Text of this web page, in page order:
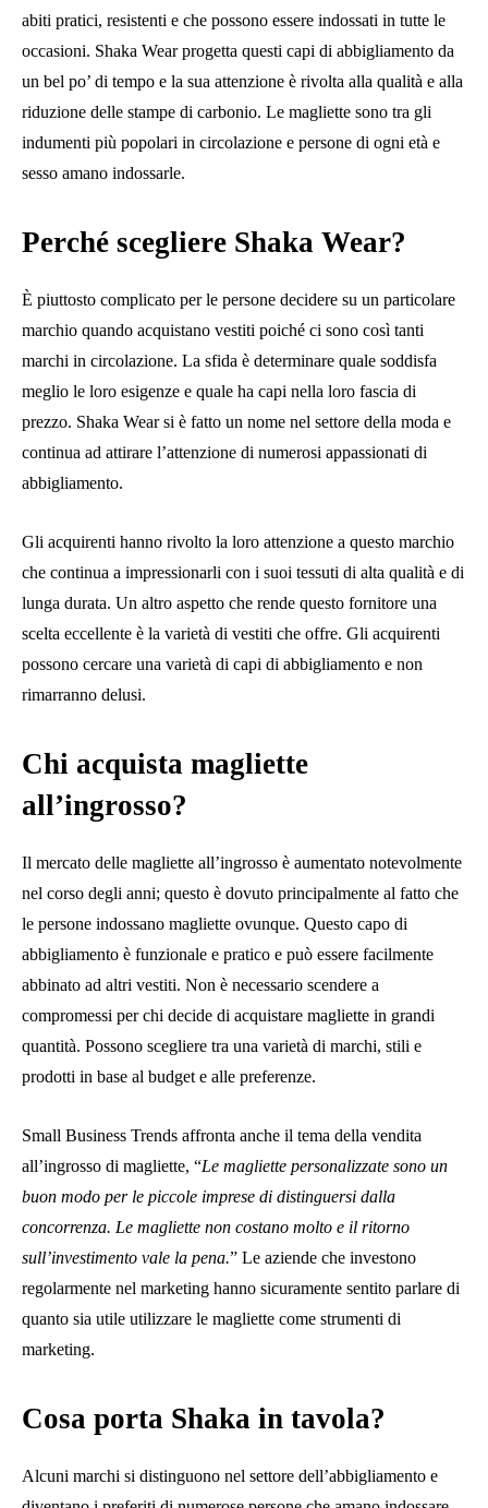
abiti pratici, resistenti e che possono essere indossati in tutte le
occasioni. Shaka Wear progetta questi capi di abbigliamento da
un bel po’ di tempo e la sua attenzione è rivolta alla qualità e alla
riduzione delle stampe di carbonio. Le magliette sono tra gli
indumenti più popolari in circolazione e persone di ogni età e
sesso amano indossarle.
Perché scegliere Shaka Wear?
È piuttosto complicato per le persone decidere su un particolare
marchio quando acquistano vestiti poiché ci sono così tanti
marchi in circolazione. La sfida è determinare quale soddisfa
meglio le loro esigenze e quale ha capi nella loro fascia di
prezzo. Shaka Wear si è fatto un nome nel settore della moda e
continua ad attirare l’attenzione di numerosi appassionati di
abbigliamento.
Gli acquirenti hanno rivolto la loro attenzione a questo marchio
che continua a impressionarli con i suoi tessuti di alta qualità e di
lunga durata. Un altro aspetto che rende questo fornitore una
scelta eccellente è la varietà di vestiti che offre. Gli acquirenti
possono cercare una varietà di capi di abbigliamento e non
rimarranno delusi.
Chi acquista magliette
all’ingrosso?
Il mercato delle magliette all’ingrosso è aumentato notevolmente
nel corso degli anni; questo è dovuto principalmente al fatto che
le persone indossano magliette ovunque. Questo capo di
abbigliamento è funzionale e pratico e può essere facilmente
abbinato ad altri vestiti. Non è necessario scendere a
compromessi per chi decide di acquistare magliette in grandi
quantità. Possono scegliere tra una varietà di marchi, stili e
prodotti in base al budget e alle preferenze.
Small Business Trends affronta anche il tema della vendita
all’ingrosso di magliette, “Le magliette personalizzate sono un
buon modo per le piccole imprese di distinguersi dalla
concorrenza. Le magliette non costano molto e il ritorno
sull’investimento vale la pena.” Le aziende che investono
regolarmente nel marketing hanno sicuramente sentito parlare di
quanto sia utile utilizzare le magliette come strumenti di
marketing.
Cosa porta Shaka in tavola?
Alcuni marchi si distinguono nel settore dell’abbigliamento e